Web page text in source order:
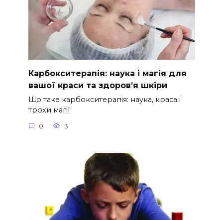
Карбокситерапія: наука і магія для
вашої краси та здоров’я шкіри
Що таке карбокситерапія: наука, краса і
трохи магії
0 3